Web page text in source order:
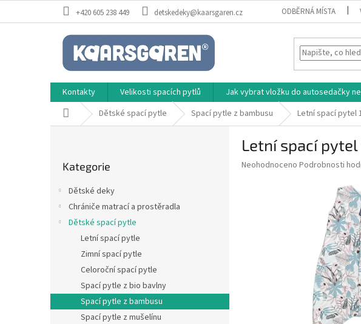
+420 605 238 449 detskedeky@kaarsgaren.cz ODBĚRNÁ MÍSTA
Kontakty Velikosti spacích pytlů Jak vybrat vložku do autosedačky
Domů Dětské spací pytle Spací pytle z bambusu Letní spací pytel
e
l
kategorie
Kategorie
Dětské deky
Chrániče matrací a prostěradla
Dětské spací pytle
Letní spací pytle
Zimní spací pytle
Celoroční spací pytle
Spací pytle z bio bavlny
Spací pytle z bambusu
Spací pytle z mušelínu
Letní spací
Průměrné
Neohodnoceno Podrobnosti